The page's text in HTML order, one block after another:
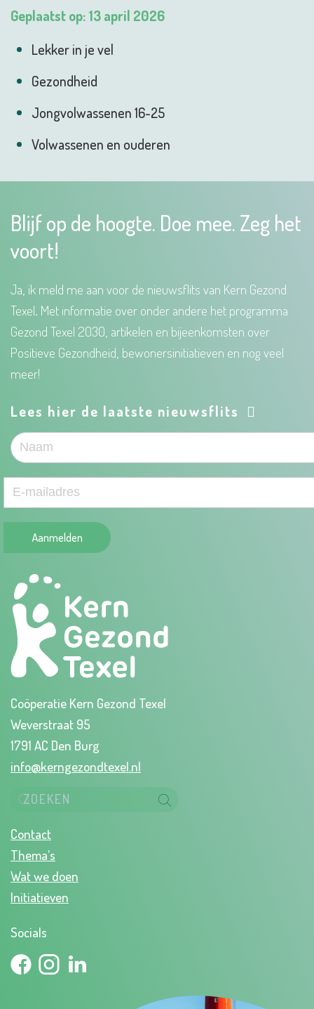
Geplaatst op: 13 april 2026
Lekker in je vel
Gezondheid
Jongvolwassenen 16-25
Volwassenen en ouderen
Blijf op de hoogte. Doe mee. Zeg het
voort!
Ja, ik meld me aan voor de nieuwsflits van Kern Gezond
Texel. Met informatie over onder andere het programma
Gezond Texel 2030, artikelen en bijeenkomsten over
Positieve Gezondheid, bewonersinitiatieven en nog veel
meer!
Lees hier de laatste nieuwsflits
Aanmelden
Coöperatie Kern Gezond Texel
Weverstraat 95
1791 AC Den Burg
info@kerngezondtexel.nl
Contact
Thema’s
Wat we doen
Initiatieven
Socials